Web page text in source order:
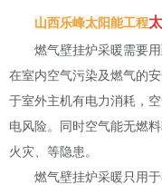
山西乐峰太阳能工程
燃气壁挂炉采暖需要
在室内空气污染及燃气的
于室外主机有电力消耗，
电风险。同时空气能无燃
火灾、等隐患。
燃气壁挂炉采暖只用